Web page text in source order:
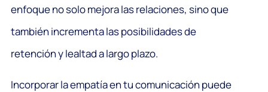
enfoque no solo mejora las relaciones, sino que
también incrementa las posibilidades de
retención y lealtad a largo plazo.
Incorporar la empatía en tu comunicación puede